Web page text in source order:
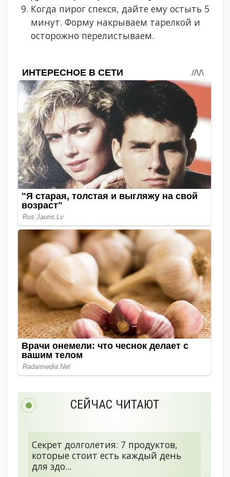
Когда пирог спекся, дайте ему остыть 5
минут. Форму накрываем тарелкой и
осторожно перелистываем.
СЕЙЧАС ЧИТАЮТ
Секрет долголетия: 7 продуктов,
которые стоит есть каждый день
для здо...